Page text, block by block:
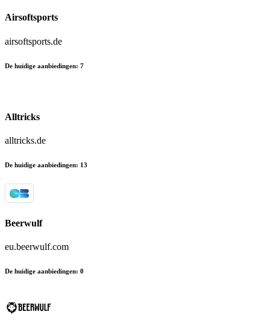
Airsoftsports
airsoftsports.de
De huidige aanbiedingen: 7
Alltricks
alltricks.de
De huidige aanbiedingen: 13
Beerwulf
eu.beerwulf.com
De huidige aanbiedingen: 0